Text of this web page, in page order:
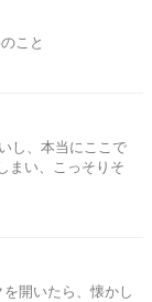
こと
し、本当にここで
まい、こっそりそ
いたら、懐かし